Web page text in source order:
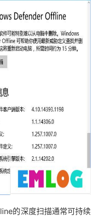
的深度扫描通常可持续